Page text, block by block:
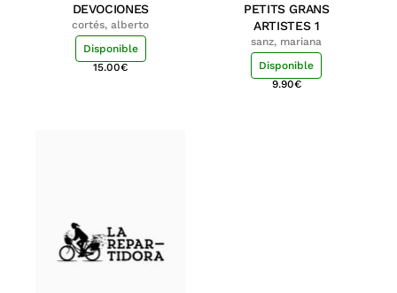
DEVOCIONES
cortés, alberto
Disponible
15.00€
PETITS GRANS
ARTISTES 1
sanz, mariana
Disponible
9.90€